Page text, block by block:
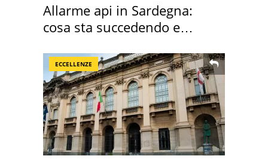
Allarme api in Sardegna:
cosa sta succedendo e
ECCELLENZE